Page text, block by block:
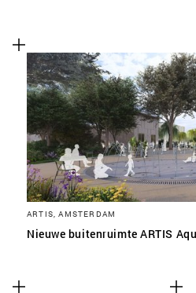
ARTIS, AMSTERDAM
Nieuwe buitenruimte ARTIS